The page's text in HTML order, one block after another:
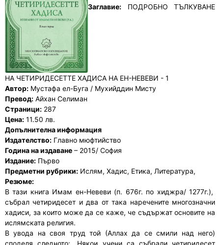
Заглавие: ПОДРОБНО ТЪЛКУВАНЕ
НА ЧЕТИРИДЕСЕТТЕ ХАДИСА НА ЕН-НЕВЕВИ - 1
Автор: Мустафа ел-Буга / Мухийддин Мисту
Превод: Айхан Селиман
Страници: 287
Цена: 11.50 лв.
Допълнителна информация
Издателство: Главно мюфтийство
Година на издаване – 2015/ София
Издание: Първо
Предметни рубрики: Ислям, Хадис, Етика, Литература,
Резюме:
В тази книга Имам ен-Невеви (п. 676г. по хиджра/ 1277г.),
събрал четиридесет и два от така наречените многозначни
хадиси, за които може да се каже, че съдържат основите на
ислямската религия.
В увода на своя труд той (Аллах да се смили над него)
споделя следното: „Някои учени са събрали четиридесет